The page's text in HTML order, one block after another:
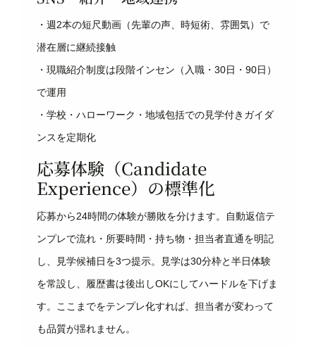
・週2本の短尺動画（先輩の声、時短術、雰囲気）で
潜在層に継続接触
・現職紹介制度は段階インセン（入職・30日・90日）
で運用
・学校・ハローワーク・地域包括での見学付きガイダ
ンスを定期化
応募体験（Candidate
Experience）の標準化
応募から24時間の体験が勝敗を分けます。自動返信テ
ンプレで流れ・所要時間・持ち物・担当者直通を明記
し、見学候補日を3つ提示。見学は30分枠と半日体験
を常設し、履歴書は後出しOKにしてハードルを下げま
す。ここまでをテンプレ化すれば、担当者が変わって
も品質が揺れません。